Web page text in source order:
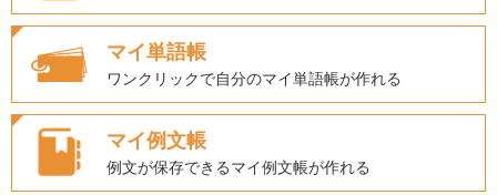
マイ単語帳
ワンクリックで自分のマイ単語帳が作れる
マイ例文帳
例文が保存できるマイ例文帳が作れる